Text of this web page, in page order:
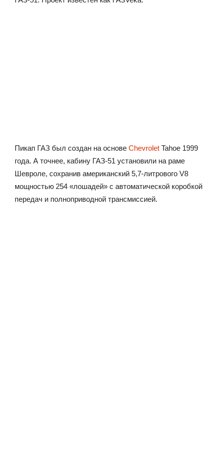
Пикап ГАЗ был создан на основе Chevrolet Tahoe 1999
года. А точнее, кабину ГАЗ-51 установили на раме
Шевроле, сохранив американский 5,7-литрового V8
мощностью 254 «лошадей» с автоматической коробкой
передач и полноприводной трансмиссией.